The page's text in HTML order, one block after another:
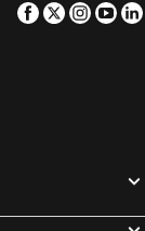
Facebook
Twitter